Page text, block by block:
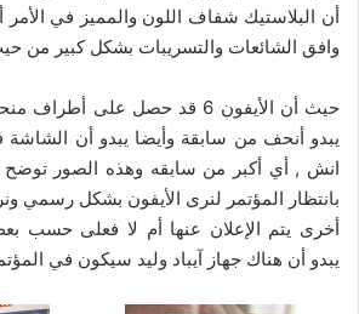
وافق الشائعات والتسريبات بشكل كبير من
حيث أن الأيفون 6 قد حصل على
بانتظار المؤتمر لنرى الأيفون بشكل رسمي
أخرى يتم الإعلان عنها أم لا فعلى حسب
يبدو أن هناك جهاز آيباد وليد سيكون في